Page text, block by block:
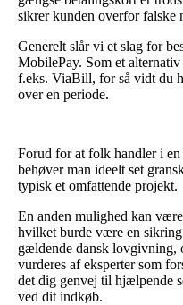
sikrer kunden overfor falske
Generelt slår vi et slag for
MobilePay. Som et
f.eks. ViaBill, for så vidt du
over en periode.
Forud for at folk handler i
behøver man ideelt set
typisk et omfattende projekt.
En anden mulighed kan
hvilket burde være en
gældende dansk lovgivning,
vurderes af eksperter som
det dig genvej til hjælpende
ved dit indkøb.